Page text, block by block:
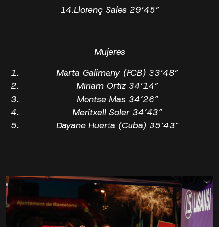
14.Llorenç Sales 29’45”
Mujeres
Marta Galimany (FCB) 33’48”
Miriam Ortiz 34’14”
Montse Mas 34’26”
Meritxell Soler 34’43”
Dayane Huerta (Cuba) 35’43”